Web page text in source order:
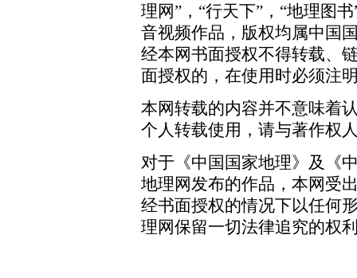
理网”，“行天下”，“地理图
音视频作品，版权均属中国
经本网书面授权不得转载、
面授权的，在使用时必须注
本网转载的内容并不意味着
个人转载使用，请与著作权
对于《中国国家地理》及《
地理网发布的作品，本网受
经书面授权的情况下以任何
理网保留一切法律追究的权